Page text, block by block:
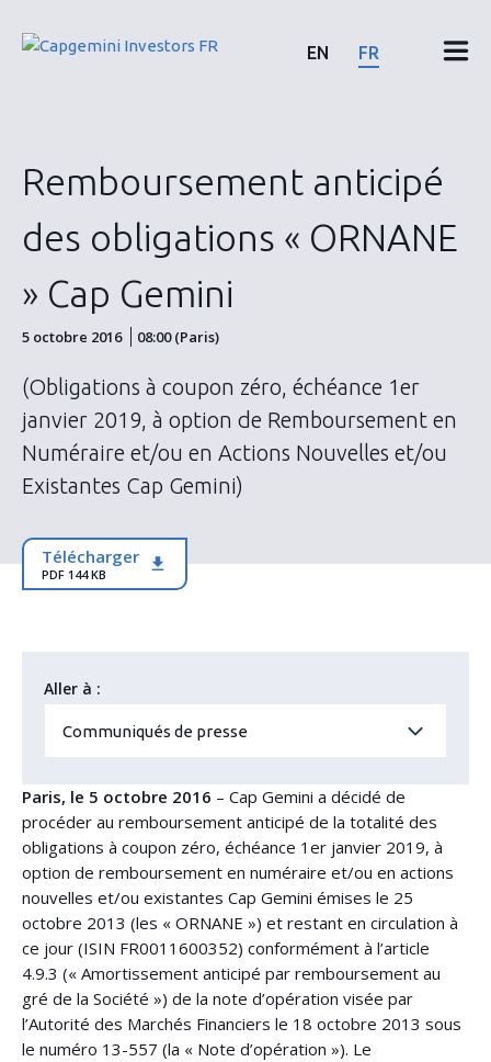
content
Calendrier & communiqués
Actions & Obligations
ESG
EN FR
Remboursement anticipé
des obligations « ORNANE
» Cap Gemini
5 octobre 2016 08:00 (Paris)
(Obligations à coupon zéro, échéance 1er
janvier 2019, à option de Remboursement en
Numéraire et/ou en Actions Nouvelles et/ou
Existantes Cap Gemini)
Télécharger
PDF 144 KB
Aller à :
Communiqués de presse
Paris, le 5 octobre 2016 – Cap Gemini a décidé de
procéder au remboursement anticipé de la totalité des
obligations à coupon zéro, échéance 1er janvier 2019, à
option de remboursement en numéraire et/ou en actions
nouvelles et/ou existantes Cap Gemini émises le 25
octobre 2013 (les « ORNANE ») et restant en circulation à
ce jour (ISIN FR0011600352) conformément à l’article
4.9.3 (« Amortissement anticipé par remboursement au
gré de la Société ») de la note d’opération visée par
l’Autorité des Marchés Financiers le 18 octobre 2013 sous
le numéro 13-557 (la « Note d’opération »). Le